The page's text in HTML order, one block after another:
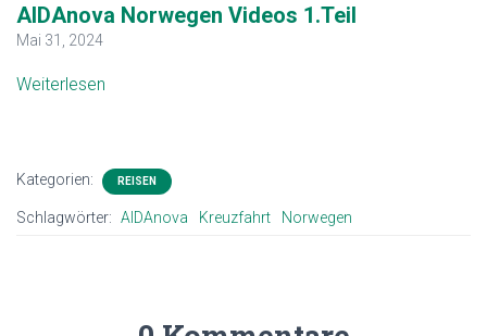
AIDAnova Norwegen Videos 1.Teil
Mai 31, 2024
Weiterlesen
Kategorien: REISEN
Schlagwörter: AIDAnova Kreuzfahrt Norwegen